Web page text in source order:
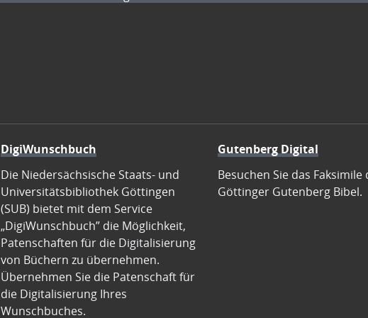
DigiWunschbuch
Die Niedersächsische Staats- und
Universitätsbibliothek Göttingen
(SUB) bietet mit dem Service
„DigiWunschbuch” die Möglichkeit,
Patenschaften für die Digitalisierung
von Büchern zu übernehmen.
Übernehmen Sie die Patenschaft für
die Digitalisierung Ihres
Wunschbuches.
Gutenberg Digital
Besuchen Sie das Faksimile
Göttinger Gutenberg Bibel.